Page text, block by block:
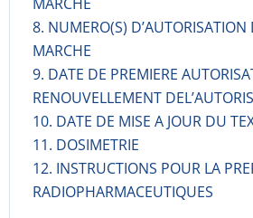
8. NUMERO(S) D’AUTORISATION
MARCHE
9. DATE DE PREMIERE
RENOUVELLEMENT
10. DATE DE MISE A JOUR DU
11. DOSIMETRIE
12. INSTRUCTIONS POUR LA
RADIOPHARMACE­UTIQUES